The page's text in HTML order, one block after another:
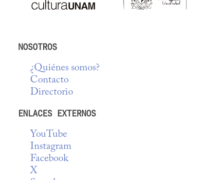
NOSOTROS
¿Quiénes somos?
Contacto
Directorio
ENLACES EXTERNOS
YouTube
Instagram
Facebook
X